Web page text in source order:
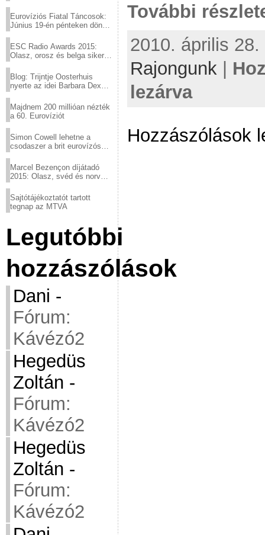
Eurovíziós Fiatal Táncosok:
Június 19-én pénteken döntő
ESC Radio Awards 2015:
Olasz, orosz és belga siker,
Blog: Trijntje Oosterhuis
nyerte az idei Barbara Dex
Majdnem 200 millióan nézték
a 60. Eurovíziót
Simon Cowell lehetne a
csodaszer a brit eurovízós
Marcel Bezençon díjátadó
2015: Olasz, svéd és norvég
Sajtótájékoztatót tartott
tegnap az MTVA
Legutóbbi
hozzászólások
Dani -
Fórum:
Kávézó2
Hegedüs
Zoltán -
Fórum:
Kávézó2
Hegedüs
Zoltán -
Fórum:
Kávézó2
További
2010. április
Rajongunk
lezárva
Hozzászólások